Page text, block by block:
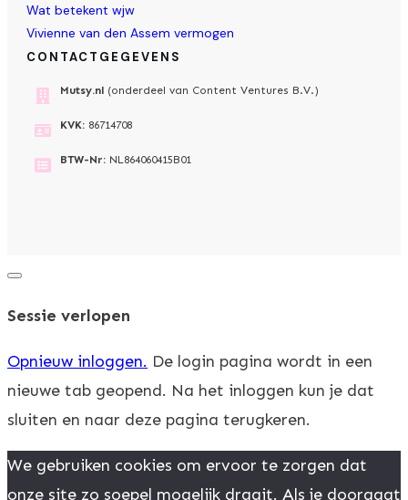
Wat betekent wjw
Vivienne van den Assem vermogen
CONTACTGEGEVENS
Mutsy.nl (onderdeel van Content Ventures B.V.)
KVK: 86714708
BTW-Nr: NL864060415B01
Dialoogvenster
Sessie verlopen
Opnieuw inloggen. De login pagina wordt in een
nieuwe tab geopend. Na het inloggen kun je dat
sluiten en naar deze pagina terugkeren.
We gebruiken cookies om ervoor te zorgen dat
onze site zo soepel mogelijk draait. Als je doorgaat